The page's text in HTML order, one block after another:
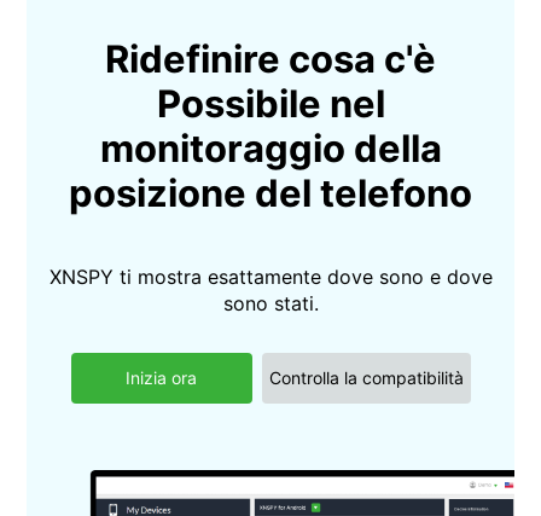
Ridefinire cosa c'è
Possibile nel
monitoraggio della
posizione del telefono
XNSPY ti mostra esattamente dove sono e dove
sono stati.
Inizia ora Controlla la compatibilità